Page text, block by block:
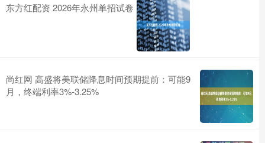
东方红配资 2026年永州单招试卷
尚红网 高盛将美联储降息时间预期提前：可能9
月，终端利率3%-3.25%